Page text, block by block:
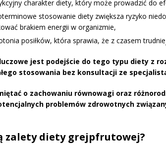
charakter diety, który może prowadzić do
stosowanie diety zwiększa ryzyko
brakiem energii w organizmie,
posiłków, która sprawia, że z czasem
jest podejście do tego typu diety z
stosowania bez konsultacji ze
o zachowaniu równowagi oraz
problemów zdrowotnych
zalety diety grejpfrutowej?